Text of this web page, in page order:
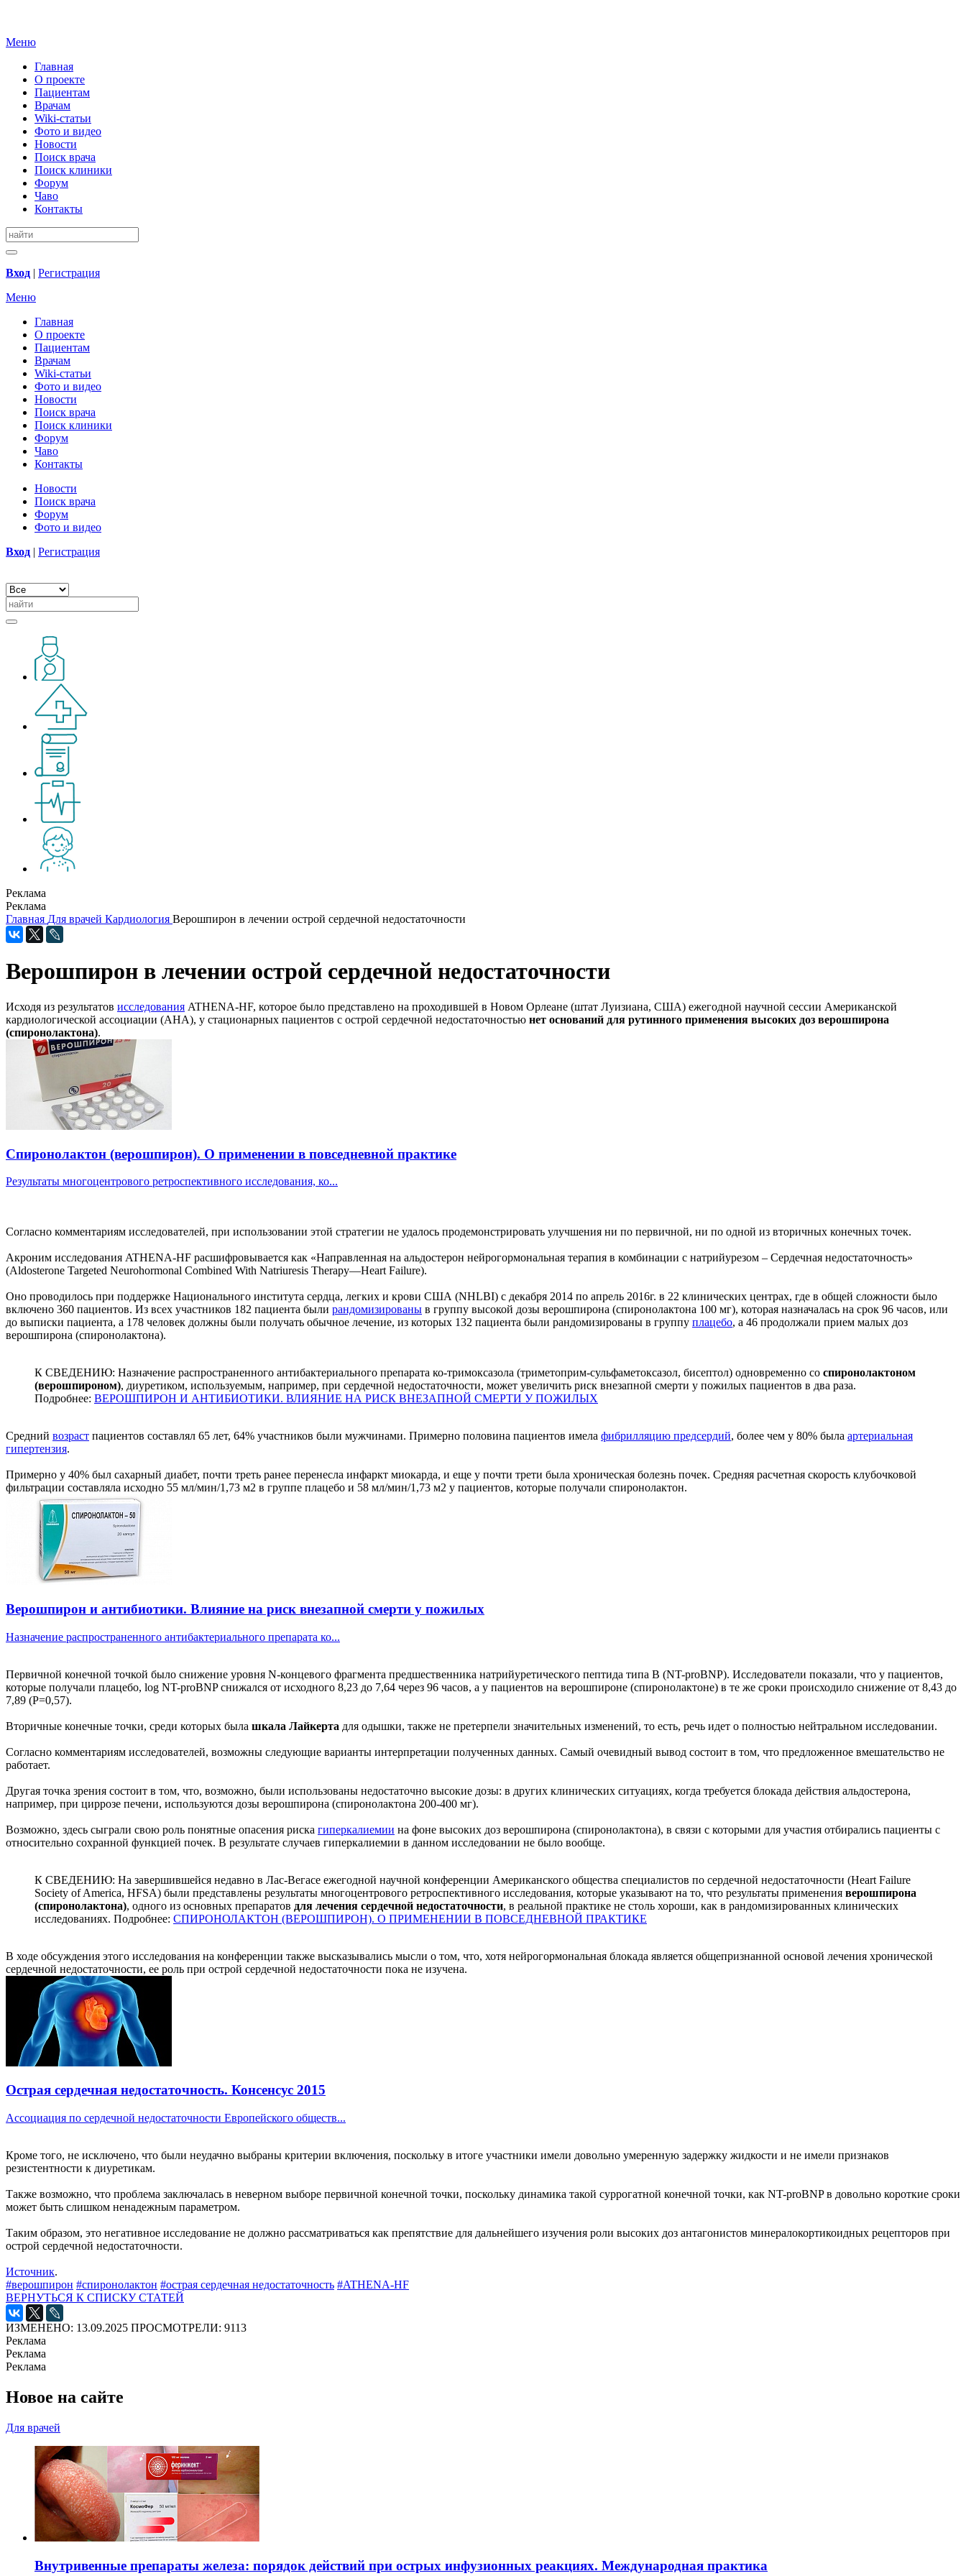
Меню
Главная
О проекте
Пациентам
Врачам
Wiki-статьи
Фото и видео
Новости
Поиск врача
Поиск клиники
Форум
Чаво
Контакты
Вход | Регистрация
Меню
Главная
О проекте
Пациентам
Врачам
Wiki-статьи
Фото и видео
Новости
Поиск врача
Поиск клиники
Форум
Чаво
Контакты
Новости
Поиск врача
Форум
Фото и видео
Вход | Регистрация
Реклама
Реклама
Главная Для врачей Кардиология Верошпирон в лечении острой сердечной недостаточности
Верошпирон в лечении острой сердечной недостаточности
Исходя из результатов исследования ATHENA-HF, которое было представлено на проходившей в Новом Орлеане (штат Луизиана, США) ежегодной научной сессии Американской
кардиологической ассоциации (AHA), у стационарных пациентов с острой сердечной недостаточностью нет оснований для рутинного применения высоких доз верошпирона
(спиронолактона).
Cпиронолактон (верошпирон). О применении в повседневной практике
Результаты многоцентрового ретроспективного исследования, ко...
Согласно комментариям исследователей, при использовании этой стратегии не удалось продемонстрировать улучшения ни по первичной, ни по одной из вторичных конечных точек.
Акроним исследования ATHENA-HF расшифровывается как «Направленная на альдостерон нейрогормональная терапия в комбинации с натрийурезом – Сердечная недостаточность»
(Aldosterone Targeted Neurohormonal Combined With Natriuresis Therapy—Heart Failure).
Оно проводилось при поддержке Национального института сердца, легких и крови США (NHLBI) с декабря 2014 по апрель 2016г. в 22 клинических центрах, где в общей сложности было
включено 360 пациентов. Из всех участников 182 пациента были рандомизированы в группу высокой дозы верошпирона (спиронолактона 100 мг), которая назначалась на срок 96 часов, или
до выписки пациента, а 178 человек должны были получать обычное лечение, из которых 132 пациента были рандомизированы в группу плацебо, а 46 продолжали прием малых доз
верошпирона (спиронолактона).
К СВЕДЕНИЮ: Назначение распространенного антибактериального препарата ко-тримоксазола (триметоприм-сульфаметоксазол, бисептол) одновременно со спиронолактоном
(верошпироном), диуретиком, используемым, например, при сердечной недостаточности, может увеличить риск внезапной смерти у пожилых пациентов в два раза.
Подробнее: ВЕРОШПИРОН И АНТИБИОТИКИ. ВЛИЯНИЕ НА РИСК ВНЕЗАПНОЙ СМЕРТИ У ПОЖИЛЫХ
Средний возраст пациентов составлял 65 лет, 64% участников были мужчинами. Примерно половина пациентов имела фибрилляцию предсердий, более чем у 80% была артериальная
гипертензия.
Примерно у 40% был сахарный диабет, почти треть ранее перенесла инфаркт миокарда, и еще у почти трети была хроническая болезнь почек. Средняя расчетная скорость клубочковой
фильтрации составляла исходно 55 мл/мин/1,73 м2 в группе плацебо и 58 мл/мин/1,73 м2 у пациентов, которые получали спиронолактон.
Верошпирон и антибиотики. Влияние на риск внезапной смерти у пожилых
Назначение распространенного антибактериального препарата ко...
Первичной конечной точкой было снижение уровня N-концевого фрагмента предшественника натрийуретического пептида типа B (NT-proBNP). Исследователи показали, что у пациентов,
которые получали плацебо, log NT-proBNP снижался от исходного 8,23 до 7,64 через 96 часов, а у пациентов на верошпироне (спиронолактоне) в те же сроки происходило снижение от 8,43 до
7,89 (P=0,57).
Вторичные конечные точки, среди которых была шкала Лайкерта для одышки, также не претерпели значительных изменений, то есть, речь идет о полностью нейтральном исследовании.
Согласно комментариям исследователей, возможны следующие варианты интерпретации полученных данных. Самый очевидный вывод состоит в том, что предложенное вмешательство не
работает.
Другая точка зрения состоит в том, что, возможно, были использованы недостаточно высокие дозы: в других клинических ситуациях, когда требуется блокада действия альдостерона,
например, при циррозе печени, используются дозы верошпирона (спиронолактона 200-400 мг).
Возможно, здесь сыграли свою роль понятные опасения риска гиперкалиемии на фоне высоких доз верошпирона (спиронолактона), в связи с которыми для участия отбирались пациенты с
относительно сохранной функцией почек. В результате случаев гиперкалиемии в данном исследовании не было вообще.
К СВЕДЕНИЮ: На завершившейся недавно в Лас-Вегасе ежегодной научной конференции Американского общества специалистов по сердечной недостаточности (Heart Failure
Society of America, HFSA) были представлены результаты многоцентрового ретроспективного исследования, которые указывают на то, что результаты применения верошпирона
(спиронолактона), одного из основных препаратов для лечения сердечной недостаточности, в реальной практике не столь хороши, как в рандомизированных клинических
исследованиях. Подробнее: CПИРОНОЛАКТОН (ВЕРОШПИРОН). О ПРИМЕНЕНИИ В ПОВСЕДНЕВНОЙ ПРАКТИКЕ
В ходе обсуждения этого исследования на конференции также высказывались мысли о том, что, хотя нейрогормональная блокада является общепризнанной основой лечения хронической
сердечной недостаточности, ее роль при острой сердечной недостаточности пока не изучена.
Острая сердечная недостаточность. Консенсус 2015
Ассоциация по сердечной недостаточности Европейского обществ...
Кроме того, не исключено, что были неудачно выбраны критерии включения, поскольку в итоге участники имели довольно умеренную задержку жидкости и не имели признаков
резистентности к диуретикам.
Также возможно, что проблема заключалась в неверном выборе первичной конечной точки, поскольку динамика такой суррогатной конечной точки, как NT-proBNP в довольно короткие сроки
может быть слишком ненадежным параметром.
Таким образом, это негативное исследование не должно рассматриваться как препятствие для дальнейшего изучения роли высоких доз антагонистов минералокортикоидных рецепторов при
острой сердечной недостаточности.
Источник.
#верошпирон #спиронолактон #острая сердечная недостаточность #ATHENA-HF
ВЕРНУТЬСЯ К СПИСКУ СТАТЕЙ
ИЗМЕНЕНО: 13.09.2025 ПРОСМОТРЕЛИ: 9113
Реклама
Реклама
Реклама
Новое на сайте
Для врачей
Внутривенные препараты железа: порядок действий при острых инфузионных реакциях. Международная практика